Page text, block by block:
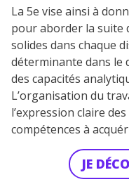
La 5e vise ainsi à
pour aborder la suite
solides dans chaque
déterminante dans le
des capacités
L’organisation du
l’expression claire
compétences à
JE